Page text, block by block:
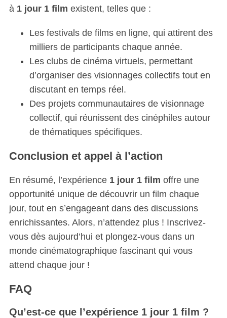
à 1 jour 1 film existent, telles que :
Les festivals de films en ligne, qui attirent des
milliers de participants chaque année.
Les clubs de cinéma virtuels, permettant
d’organiser des visionnages collectifs tout en
discutant en temps réel.
Des projets communautaires de visionnage
collectif, qui réunissent des cinéphiles autour
de thématiques spécifiques.
Conclusion et appel à l’action
En résumé, l’expérience 1 jour 1 film offre une
opportunité unique de découvrir un film chaque
jour, tout en s’engageant dans des discussions
enrichissantes. Alors, n’attendez plus ! Inscrivez-
vous dès aujourd’hui et plongez-vous dans un
monde cinématographique fascinant qui vous
attend chaque jour !
FAQ
Qu’est-ce que l’expérience 1 jour 1 film ?
e
a
r
c
f
o
r
: